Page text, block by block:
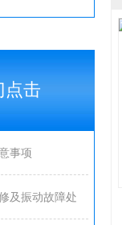
点击
事项
及振动故障处